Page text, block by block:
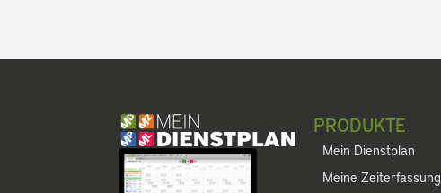
PRODUKTE
Mein Dienstplan
Meine Zeiterfassung